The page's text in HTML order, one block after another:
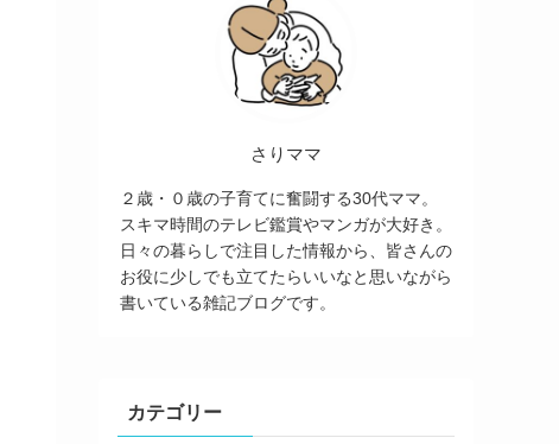
さりママ
２歳・０歳の子育てに奮闘する30代ママ。
スキマ時間のテレビ鑑賞やマンガが大好き。
日々の暮らしで注目した情報から、皆さんの
お役に少しでも立てたらいいなと思いながら
書いている雑記ブログです。
カテゴリー